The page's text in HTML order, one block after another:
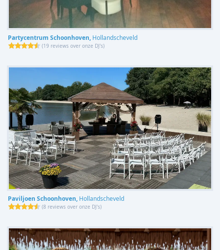
Partycentrum Schoonhoven, Hollandscheveld
(19 reviews over onze DJ's)
Paviljoen Schoonhoven, Hollandscheveld
(8 reviews over onze DJ's)